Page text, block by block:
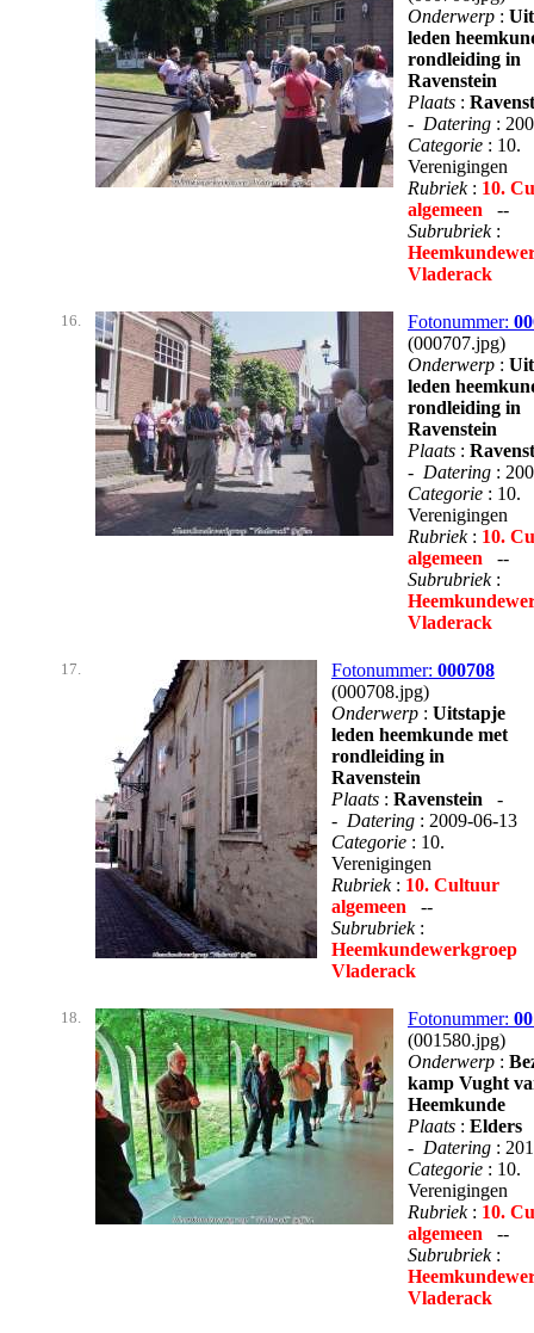
Onderwerp :
leden
rondleiding in
Ravenstein
Plaats :
- Datering :
Categorie : 10.
Verenigingen
Rubriek : 10.
algemeen --
Subrubriek :
Vladerack
16. Fotonummer:
(000707.jpg)
Onderwerp :
leden
rondleiding in
Ravenstein
Plaats :
- Datering :
Categorie : 10.
Verenigingen
Rubriek : 10.
algemeen --
Subrubriek :
Vladerack
17. Fotonummer: 000708
(000708.jpg)
Onderwerp : Uitstapje
leden heemkunde met
rondleiding in
Ravenstein
Plaats : Ravenstein -
- Datering : 2009-06-13
Categorie : 10.
Verenigingen
Rubriek : 10. Cultuur
algemeen --
Subrubriek :
Heemkundewerkgroep
Vladerack
18. Fotonummer:
(001580.jpg)
Onderwerp :
kamp Vught
Heemkunde
Plaats : Elders
- Datering :
Categorie : 10.
Verenigingen
Rubriek : 10.
algemeen --
Subrubriek :
Vladerack